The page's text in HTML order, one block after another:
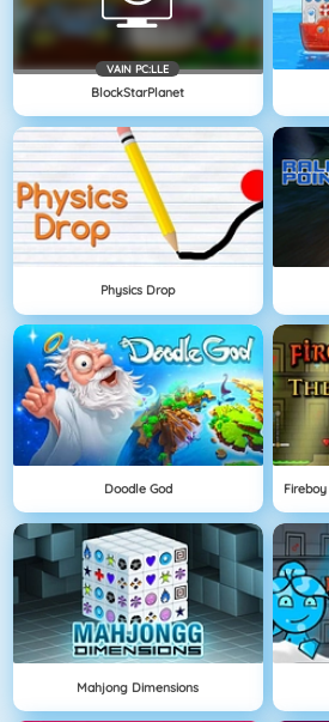
VAIN PC:LLE
BlockStarPlanet
Physics Drop
Doodle God
Mahjong Dimensions